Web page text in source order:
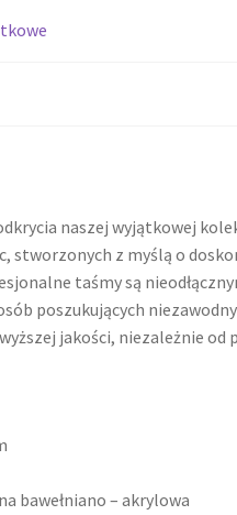
naszej wyjątkowej
stworzonych z myślą o
taśmy są
poszukujących
jakości, niezależnie od
bawełniano – akrylowa